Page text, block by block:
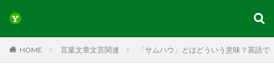
HOME 言葉文章文言関連 「サムハウ」とはどういう意味？英語